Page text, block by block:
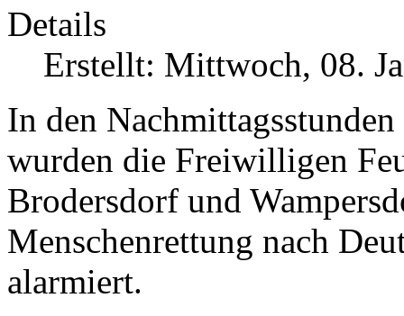
Details
Erstellt: Mittwoch, 08.
In den
wurden die Freiwilligen
Brodersdorf und
Menschenrettung nach
alarmiert.